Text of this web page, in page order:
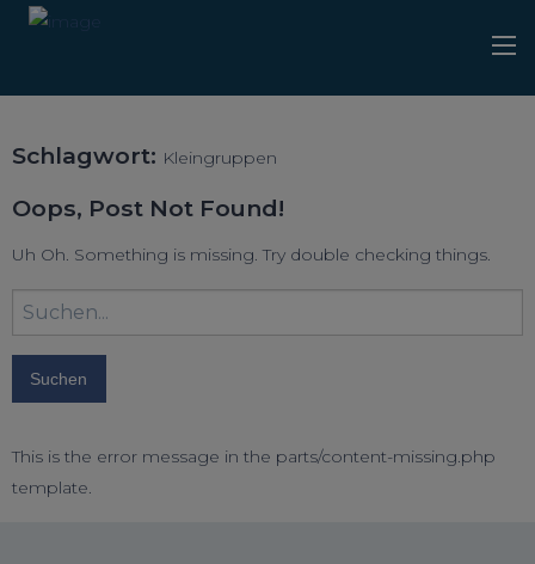
Schlagwort: Kleingruppen
Oops, Post Not Found!
Uh Oh. Something is missing. Try double checking things.
Suchbegriff
eingeben:
This is the error message in the parts/content-missing.php
template.